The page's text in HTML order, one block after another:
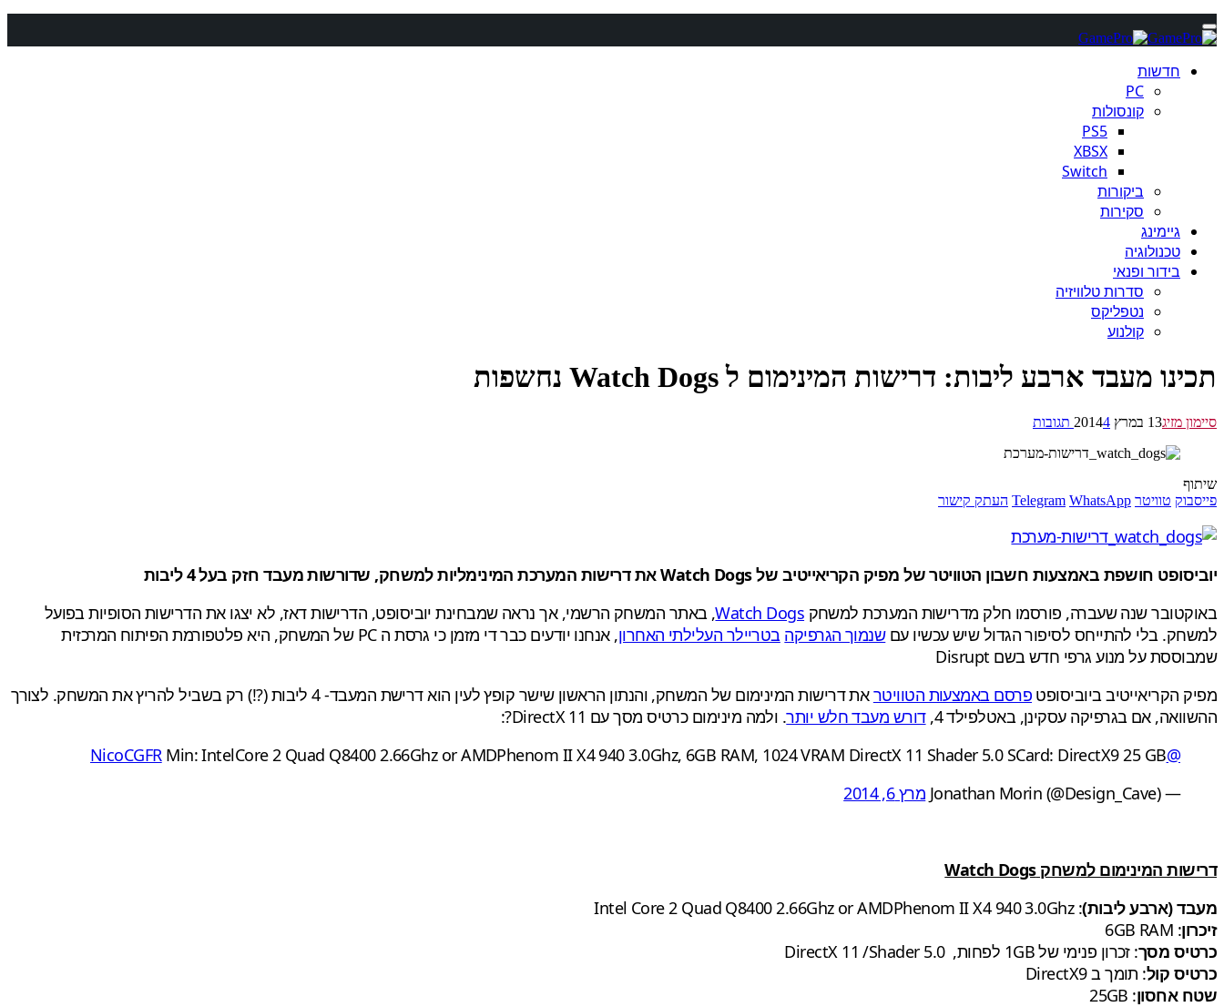
חדשות
PC
קונסולות
PS5
XBSX
Switch
ביקורות
סקירות
גיימינג
טכנולוגיה
בידור ופנאי
סדרות טלוויזיה
נטפליקס
קולנוע
תכינו מעבד ארבע ליבות: דרישות המינימום ל Watch Dogs נחשפות
סיימון מזיג13 במרץ 2014 4 תגובות
שיתוף
פייסבוק טוויטר Telegram WhatsApp העתק קישור
יוביסופט חושפת באמצעות חשבון הטוויטר של מפיק הקריאייטיב של Watch Dogs את דרישות המערכת המינימליות למשחק, שדורשות מעבד חזק בעל 4 ליבות
באוקטובר שנה שעברה, פורסמו חלק מדרישות המערכת למשחק Watch Dogs, באתר המשחק הרשמי, אך נראה שמבחינת יוביסופט, הדרישות דאז, לא יצגו את הדרישות הסופיות בפועל
למשחק. בלי להתייחס לסיפור הגדול שיש עכשיו עםשנמוך הגרפיקה בטריילר העלילתי האחרון
, אנחנו יודעים כבר די מזמן כי גרסת ה PC של המשחק, היא פלטפורמת הפיתוח המרכזית
שמבוססת על מנוע גרפי חדש בשם Disrupt
מפיק הקריאייטיב ביוביסופט פרסם באמצעות הטוויטר
את דרישות המינימום של המשחק, והנתון הראשון שישר קופץ לעין הוא דרישת המעבד- 4 ליבות (?!) רק בשביל להריץ את המשחק. לצורך
ההשוואה, אם בגרפיקה עסקינן, באטלפילד 4,
דורש מעבד חלש יותר. ולמה מינימום כרטיס מסך עם DirectX 11?:
@NicoCGFR
Min: IntelCore 2 Quad Q8400 2.66Ghz or AMDPhenom II X4 940 3.0Ghz, 6GB RAM, 1024 VRAM DirectX 11 Shader 5.0 SCard: DirectX9 25 GB
— Jonathan Morin (@Design_Cave)
מרץ 6, 2014
דרישות המינימום למשחק Watch Dogs
מעבד (ארבע ליבות): Intel Core 2 Quad Q8400 2.66Ghz or AMDPhenom II X4 940 3.0Ghz
זיכרון: 6GB RAM
כרטיס מסך: זכרון פנימי של 1GB לפחות, DirectX 11 /Shader 5.0
כרטיס קול: תומך ב DirectX9
שטח אחסון: 25GB